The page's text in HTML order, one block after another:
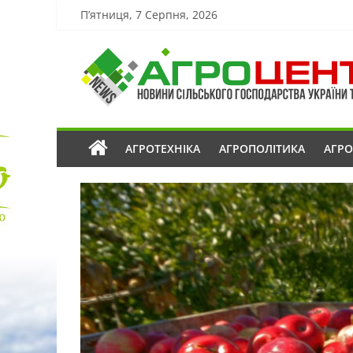
П’ятниця, 7 Серпня, 2026
АГРОТЕХНІКА АГРОПОЛІТИКА